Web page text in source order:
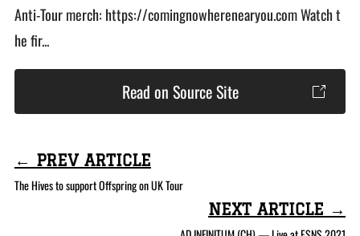
Anti-Tour merch: https://comingnowherenearyou.com​ Watch t
he fir...
Read on Source Site
← PREV ARTICLE
The Hives to support Offspring on UK Tour
NEXT ARTICLE →